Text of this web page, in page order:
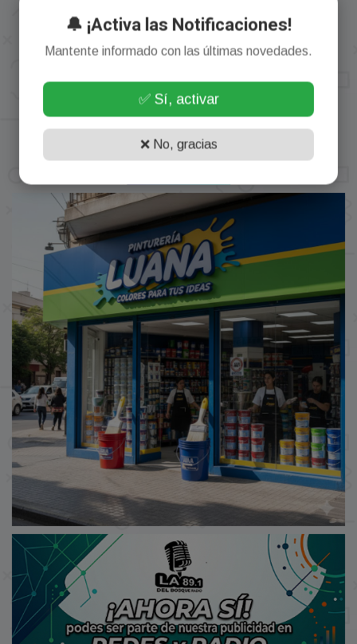
🔔 ¡Activa las Notificaciones!
Mantente informado con las últimas novedades.
✅ Sí, activar
❌ No, gracias